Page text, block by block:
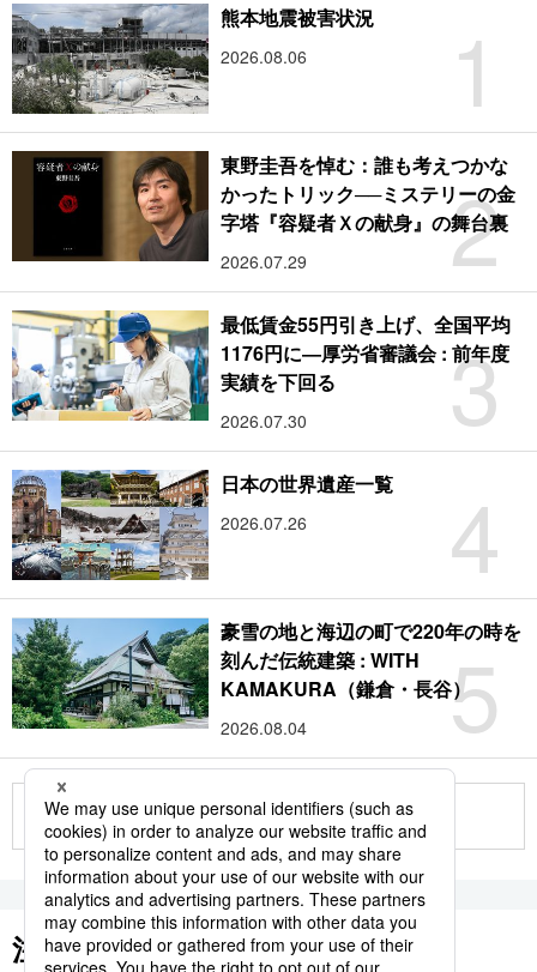
1
熊本地震被害状況
2026.08.06
2
東野圭吾を悼む：誰も考えつかな
かったトリック──ミステリーの金
字塔『容疑者Ｘの献身』の舞台裏
2026.07.29
3
最低賃金55円引き上げ、全国平均
1176円に―厚労省審議会 : 前年度
実績を下回る
2026.07.30
4
日本の世界遺産一覧
2026.07.26
5
豪雪の地と海辺の町で220年の時を
刻んだ伝統建築 : WITH
KAMAKURA（鎌倉・長谷）
2026.08.04
もっと見る
注目のキーワード